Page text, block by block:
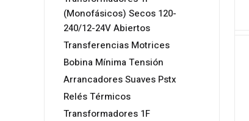
(Monofásicos) Secos 120-
240/12-24V Abiertos
Transferencias Motrices
Bobina Mínima Tensión
Arrancadores Suaves Pstx
Relés Térmicos
Transformadores 1F